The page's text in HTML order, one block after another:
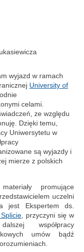
mgr
wyjazd w ramach
University of
celami.
ze względu
Dzięki temu,
Uniwersytetu w
są wyjazdy i
mierze z polskich
promujące
uczelni
jest Ekspertem ds.
przyczyni się w
współpracy
umów bądź